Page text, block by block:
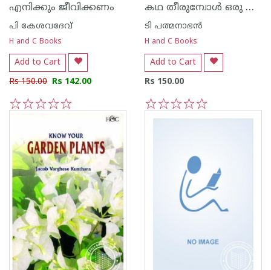
എനിക്കും ജീവിക്കണം
പി കേശവദേവ്‌
H and C Books
Add to Cart
Rs 150.00 Rs 142.00
കഥ തീരുമ്പോള്‍ ഒരു വാനമ്പാടി പറക്കുന്നു
ടി പത്മനാഭന്‍
H and C Books
Add to Cart
Rs 150.00